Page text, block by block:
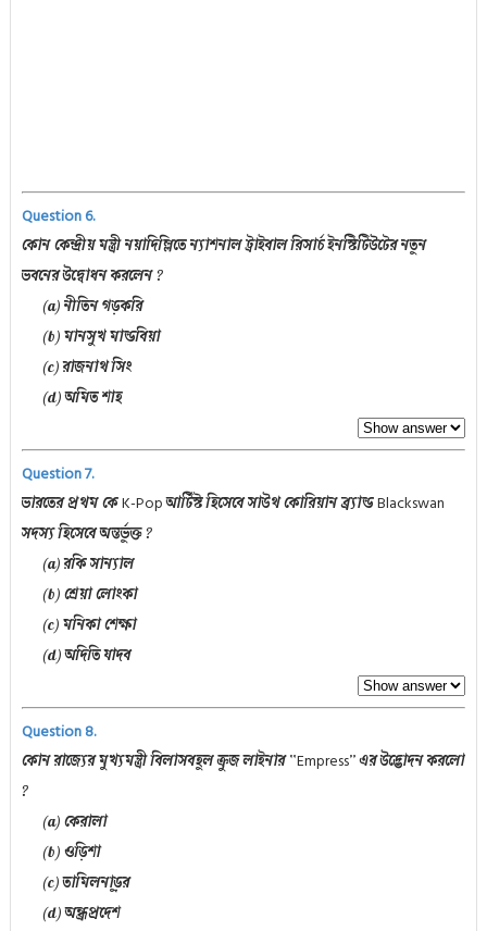
Question 6.
কোন কেন্দ্রীয় মন্ত্রী নয়াদিল্লিতে ন্যাশনাল ট্রাইবাল রিসার্চ ইনস্টিটিউটের নতুন
ভবনের উদ্বোধন করলেন ?
(a) নীতিন গড়করি
(b) মানসুখ মান্ডবিয়া
(c) রাজনাথ সিং
(d) অমিত শাহ
Question 7.
ভারতের প্রথম কেK-Popআর্টিস্ট হিসেবে সাউথ কোরিয়ান ব্র্যান্ডBlackswan
সদস্য হিসেবে অন্তর্ভুক্ত ?
(a) রকি সান্যাল
(b) শ্রেয়া লোংকা
(c) মনিকা শেক্ষা
(d) অদিতি যাদব
Question 8.
কোন রাজ্যের মুখ্যমন্ত্রী বিলাসবহুল ক্রুজ লাইনার “Empress” এর উদ্ভোদন করলো
?
(a) কেরালা
(b) ওড়িশা
(c) তামিলনাড়ুর
(d) অন্ধ্রপ্রদেশ